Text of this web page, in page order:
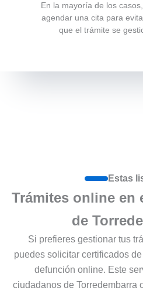
En la mayoría de los
agendar una cita para
que el trámite se
Estas
Trámites online en
de
Si prefieres gestionar tus
puedes solicitar certificados
defunción online. Este
ciudadanos de Torredembarra